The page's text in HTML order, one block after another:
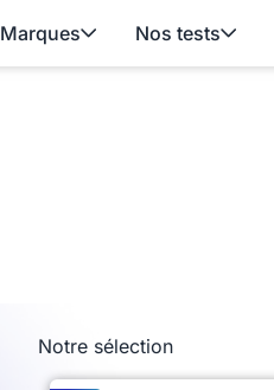
Marques Nos tests
Notre sélection